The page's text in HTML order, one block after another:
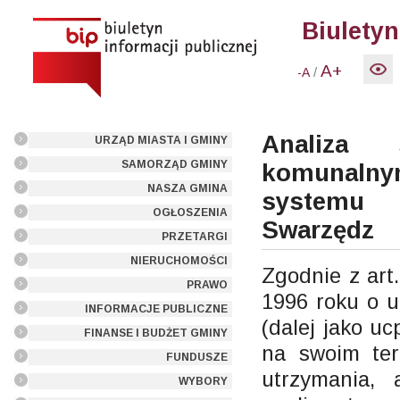
-A /A+
URZĄD MIASTA I GMINY
SAMORZĄD GMINY
NASZA GMINA
OGŁOSZENIA
PRZETARGI
NIERUCHOMOŚCI
PRAWO
INFORMACJE PUBLICZNE
FINANSE I BUDŻET GMINY
FUNDUSZE
WYBORY
Analiza
systemu
Swarzędz
Zgodnie z
1996 roku o
(dalej jako
na swoim
utrzymania,